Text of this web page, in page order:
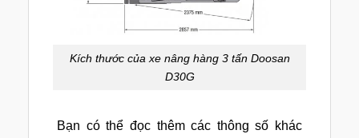
Kích thước của xe nâng hàng 3 tấn Doosan
D30G
Bạn có thể đọc thêm các thông số khác